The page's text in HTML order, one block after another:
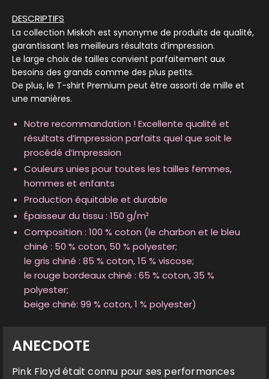
DESCRIPTIFS
La collection Miskoh est synonyme de produits de qualité,
garantissant les meilleurs résultats d’impression.
Le large choix de tailles convient parfaitement aux
besoins des grands comme des plus petits.
De plus, le T-shirt Premium peut être assorti de mille et
une manières.
Notre recommandation ! Excellente qualité et
résultats d’impression parfaits quel que soit le
procédé d’impression
Couleurs unies pour toutes les tailles femmes,
hommes et enfants
Production équitable et durable
Épaisseur du tissu : 150 g/m²
Composition : 100 % coton (le charbon et le bleu
chiné : 50 % coton, 50 % polyester;
le gris chiné : 85 % coton, 15 % viscose;
le rouge bordeaux chiné : 65 % coton, 35 %
polyester;
beige chiné: 99 % coton, 1 % polyester)
ANECDOTE
Pink Floyd était connu pour ses performances